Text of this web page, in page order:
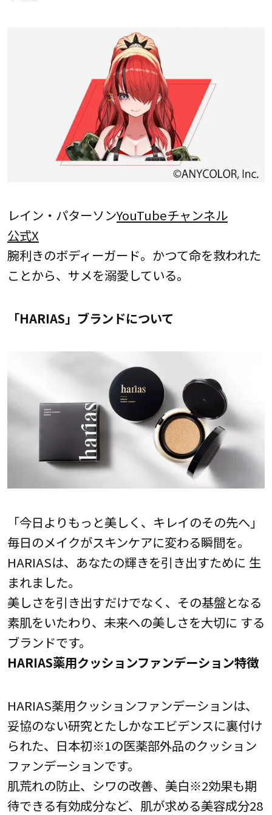
レイン・パターソンYouTubeチャンネル
公式X
腕利きのボディーガード。かつて命を救われた
ことから、サメを溺愛している。
「HARIAS」ブランドについて
「今日よりもっと美しく、キレイのその先へ」
毎日のメイクがスキンケアに変わる瞬間を。
HARIASは、あなたの輝きを引き出すために 生
まれました。
美しさを引き出すだけでなく、その基盤となる
素肌をいたわり、未来への美しさを大切に する
ブランドです。
HARIAS薬用クッションファンデーション特徴
HARIAS薬用クッションファンデーションは、
妥協のない研究とたしかなエビデンスに裏付け
られた、日本初※1の医薬部外品のクッション
ファンデーションです。
肌荒れの防止、シワの改善、美白※2効果も期
待できる有効成分など、肌が求める美容成分28